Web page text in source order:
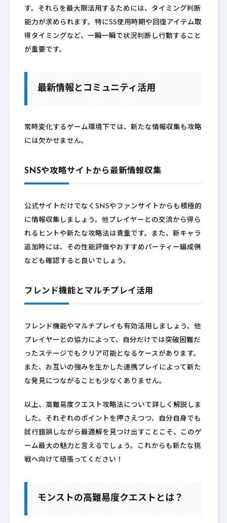
す。それらを最大限活用するためには、タイミング判断
能力が求められます。特にSS使用時期や回復アイテム取
得タイミングなど、一瞬一瞬で状況判断し行動すること
が重要です。
最新情報とコミュニティ活用
常時変化するゲーム環境下では、新たな情報収集も攻略
には欠かせません。
SNSや攻略サイトから最新情報収集
公式サイトだけでなくSNSやファンサイトからも積極的
に情報収集しましょう。他プレイヤーとの交流から得ら
れるヒントや新たな攻略法は貴重です。また、新キャラ
追加時には、その性能評価やおすすめパーティー編成例
なども確認すると良いでしょう。
フレンド機能とマルチプレイ活用
フレンド機能やマルチプレイも有効活用しましょう。他
プレイヤーとの協力によって、自分だけでは突破困難だ
ったステージでもクリア可能となるケースがあります。
また、お互いの強みを生かした連携プレイによって新た
な発見につながることも少なくありません。
以上、高難易度クエスト攻略法について詳しく解説しま
した。それぞれのポイントを押さえつつ、自分自身でも
試行錯誤しながら最適解を見つけ出すことこそ、このゲ
ーム最大の魅力と言えるでしょう。これからも新たな挑
戦へ向けて頑張ってください！
モンストの高難易度クエストとは？